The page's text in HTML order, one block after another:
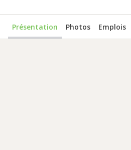
Présentation Photos Emplois